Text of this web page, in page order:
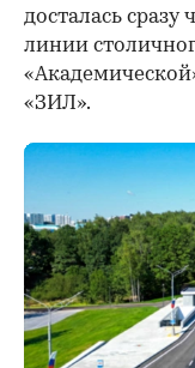
досталась
линии
«ЗИЛ».